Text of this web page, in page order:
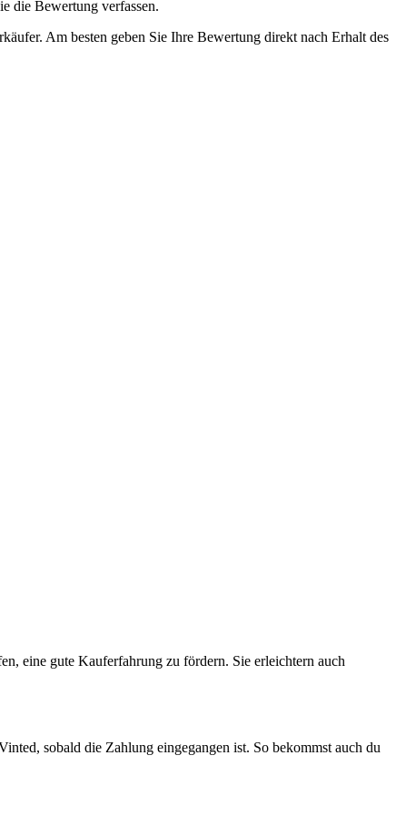
die Bewertung verfassen.
Am besten geben Sie Ihre Bewertung direkt nach Erhalt des
eine gute Kauferfahrung zu fördern. Sie erleichtern auch
sobald die Zahlung eingegangen ist. So bekommst auch du